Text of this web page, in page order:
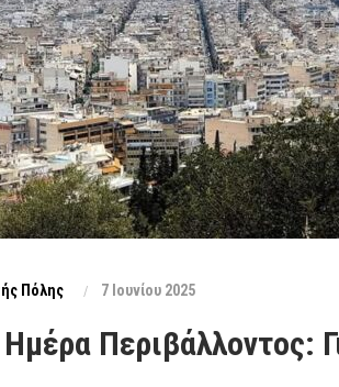
Πόλης 7 Ιουνίου 2025
Περιβάλλοντος: